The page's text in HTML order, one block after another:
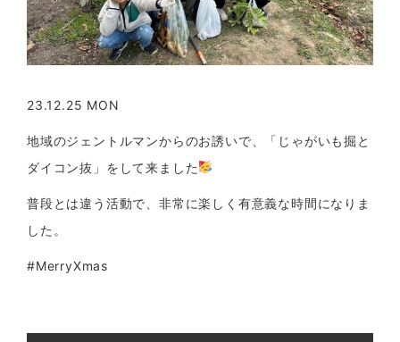
23.12.25 MON
地域のジェントルマンからのお誘いで、「じゃがいも掘と
ダイコン抜」をして来ました
普段とは違う活動で、非常に楽しく有意義な時間になりま
した。
#MerryXmas